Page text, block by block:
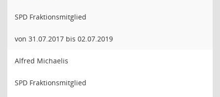
SPD Fraktionsmitglied
von 31.07.2017 bis 02.07.2019
Alfred Michaelis
SPD Fraktionsmitglied